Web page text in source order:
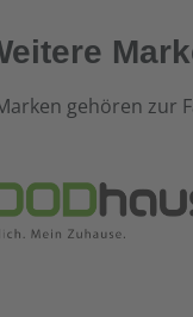
gehören zur